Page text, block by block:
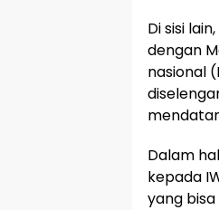
Di sisi
dengan
nasional
Dalam
kepada
yang